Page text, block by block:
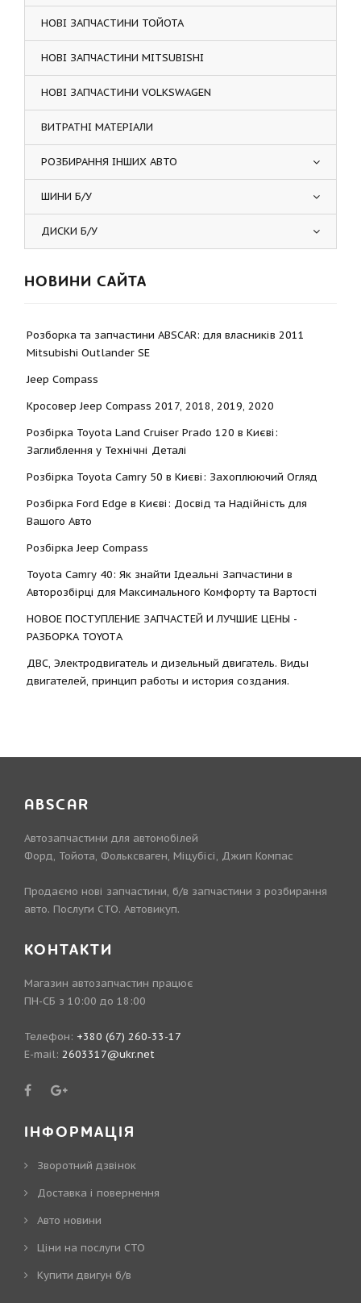
НОВІ ЗАПЧАСТИНИ ТОЙОТА
НОВІ ЗАПЧАСТИНИ MITSUBISHI
НОВІ ЗАПЧАСТИНИ VOLKSWAGEN
ВИТРАТНІ МАТЕРІАЛИ
РОЗБИРАННЯ ІНШИХ АВТО
ШИНИ Б/У
ДИСКИ Б/У
НОВИНИ САЙТА
Розборка та запчастини ABSCAR: для власників 2011
Mitsubishi Outlander SE
Jeep Compass
Кросовер Jeep Compass 2017, 2018, 2019, 2020
Розбірка Toyota Land Cruiser Prado 120 в Києві:
Заглиблення у Технічні Деталі
Розбірка Toyota Camry 50 в Києві: Захоплюючий Огляд
Розбірка Ford Edge в Києві: Досвід та Надійність для
Вашого Авто
Розбірка Jeep Compass
Toyota Camry 40: Як знайти Ідеальні Запчастини в
Авторозбірці для Максимального Комфорту та Вартості
НОВОЕ ПОСТУПЛЕНИЕ ЗАПЧАСТЕЙ И ЛУЧШИЕ ЦЕНЫ -
РАЗБОРКА TOYOTА
ДВС, Электродвигатель и дизельный двигатель. Виды
двигателей, принцип работы и история создания.
ABSCAR
Автозапчастини для автомобілей
Форд, Тойота, Фольксваген, Міцубісі, Джип Компас
Продаємо нові запчастини, б/в запчастини з розбирання
авто. Послуги СТО. Автовикуп.
КОНТАКТИ
Магазин автозапчастин працює
ПН-СБ з 10:00 до 18:00
Телефон: +380 (67) 260-33-17
E-mail: 2603317@ukr.net
ІНФОРМАЦІЯ
Зворотний дзвінок
Доставка і повернення
Авто новини
Ціни на послуги СТО
Купити двигун б/в